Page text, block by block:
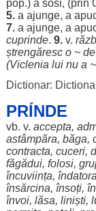
pop.) a sosi, (prin
5.a ajunge, a
7.a ajunge, a
cuprinde. 9.v.
ștrengăresco ~ de
(Viclenia lui nu a
Dictionar:
PRÍNDE
vb. v. accepta,
astâmpăra, băga,
contracta, cuceri,
făgădui, folosi,
încuviința, îndatora
însărcina, însoți,
învoi, lăsa, liniști,